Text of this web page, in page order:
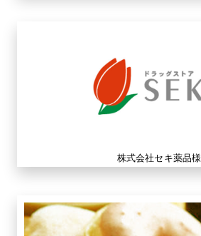
株式会社セキ薬品様